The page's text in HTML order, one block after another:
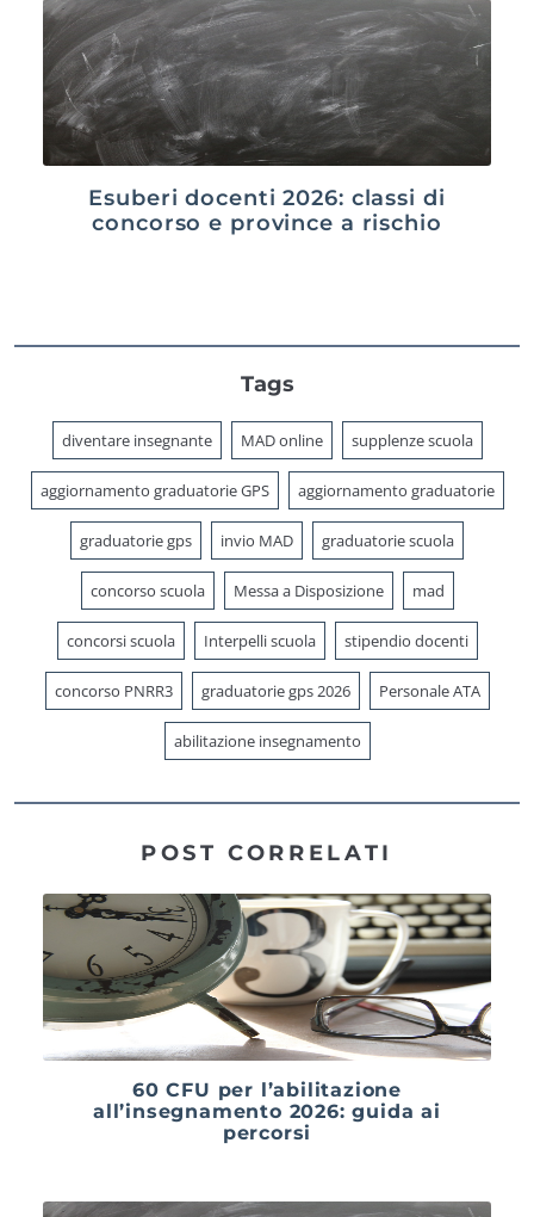
Esuberi docenti 2026: classi di
concorso e province a rischio
Tags
diventare insegnante MAD online supplenze scuola
aggiornamento graduatorie GPS aggiornamento graduatorie
graduatorie gps invio MAD graduatorie scuola
concorso scuola Messa a Disposizione mad
concorsi scuola Interpelli scuola stipendio docenti
concorso PNRR3 graduatorie gps 2026 Personale ATA
abilitazione insegnamento
POST CORRELATI
60 CFU per l’abilitazione
all’insegnamento 2026: guida ai
percorsi